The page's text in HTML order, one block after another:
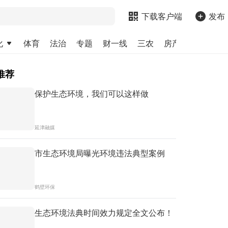
下载客户端 发布
体育 法治 专题 财一线 三农 房产
荐
保护生态环境，我们可以这样做
延津融媒
市生态环境局曝光环境违法典型案例
鹤壁环保
生态环境法典时间效力规定全文公布！